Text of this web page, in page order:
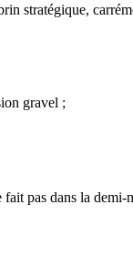
stratégique,
gravel ;
pas dans la